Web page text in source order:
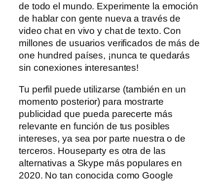
de todo el mundo. Experimente la emoción
de hablar con gente nueva a través de
video chat en vivo y chat de texto. Con
millones de usuarios verificados de más de
one hundred países, ¡nunca te quedarás
sin conexiones interesantes!
Tu perfil puede utilizarse (también en un
momento posterior) para mostrarte
publicidad que pueda parecerte más
relevante en función de tus posibles
intereses, ya sea por parte nuestra o de
terceros. Houseparty es otra de las
alternativas a Skype más populares en
2020. No tan conocida como Google